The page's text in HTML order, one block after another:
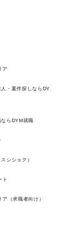
ア
・案件探しならDY
らDYM就職
シショク）
ト
（求職者向け）